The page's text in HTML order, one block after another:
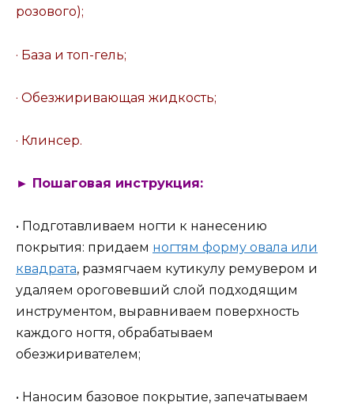
розового);
· База и топ-гель;
· Обезжиривающая жидкость;
· Клинсер.
► Пошаговая инструкция:
• Подготавливаем ногти к нанесению
покрытия: придаем ногтям форму овала или
квадрата, размягчаем кутикулу ремувером и
удаляем ороговевший слой подходящим
инструментом, выравниваем поверхность
каждого ногтя, обрабатываем
обезжиривателем;
• Наносим базовое покрытие, запечатываем